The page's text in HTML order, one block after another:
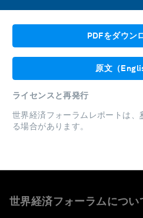
PDFをダウン
原文（
ライセンスと再発行
世界経済フォーラムレポートは、
る場合があります。
世界経済フォーラムについ